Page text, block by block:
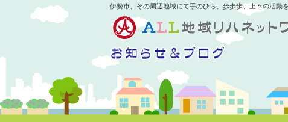
伊勢市、その周辺地域にて手のひら、歩歩歩、上々の活動